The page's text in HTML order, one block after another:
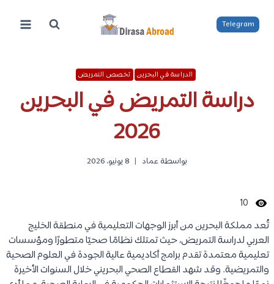
المحتوى
Telegram
الدراسة في البحرين تخصص التمريض
دراسة التمريض في البحرين
2026
بواسطة عماد 8 يونيو، 2026
10
تُعد مملكة البحرين من أبرز الوجهات التعليمية في منطقة الخليج
العربي لدراسة التمريض، حيث تمتلك نظامًا صحيًا متطورًا ومؤسسات
تعليمية معتمدة تقدم برامج أكاديمية عالية الجودة في العلوم الصحية
والتمريضية. وقد شهد القطاع الصحي البحريني خلال السنوات الأخيرة